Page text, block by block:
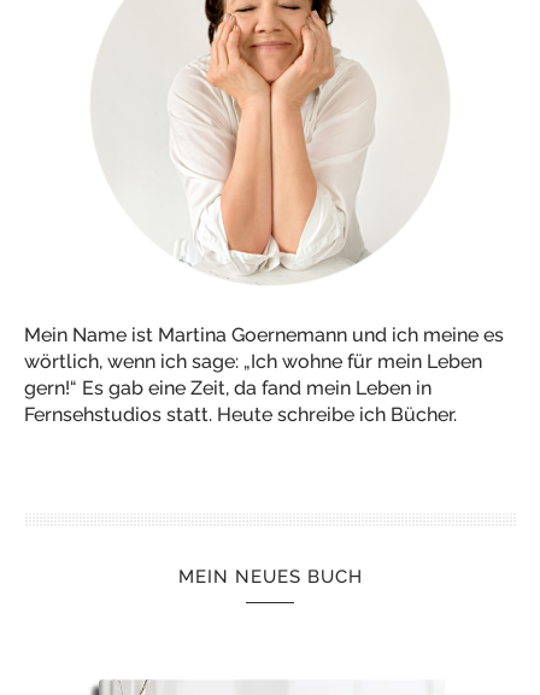
Mein Name ist Martina Goernemann und ich meine es
wörtlich, wenn ich sage: „Ich wohne für mein Leben
gern!“ Es gab eine Zeit, da fand mein Leben in
Fernsehstudios statt. Heute schreibe ich Bücher.
MEIN NEUES BUCH